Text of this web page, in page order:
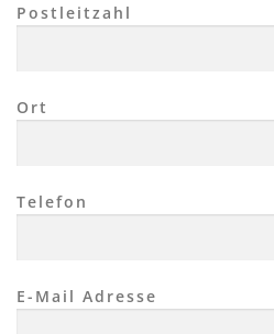
Postleitzahl
Ort
Telefon
E-Mail Adresse